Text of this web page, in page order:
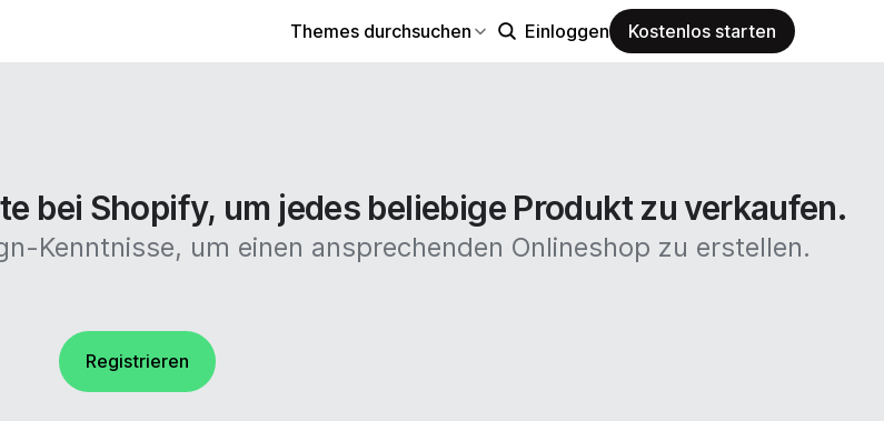
Themes durchsuchen Einloggen Kostenlos starten
bei Shopify, um jedes beliebige Produkt zu verkaufen.
Kenntnisse, um einen ansprechenden Onlineshop zu erstellen.
Registrieren